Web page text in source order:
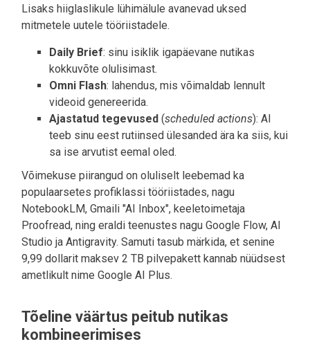
Lisaks hiiglaslikule lühimälule avanevad uksed
mitmetele uutele tööriistadele.
Daily Brief: sinu isiklik igapäevane nutikas
kokkuvõte olulisimast.
Omni Flash: lahendus, mis võimaldab lennult
videoid genereerida.
Ajastatud tegevused (scheduled actions): AI
teeb sinu eest rutiinsed ülesanded ära ka siis, kui
sa ise arvutist eemal oled.
Võimekuse piirangud on oluliselt leebemad ka
populaarsetes profiklassi tööriistades, nagu
NotebookLM, Gmaili "AI Inbox", keeletoimetaja
Proofread, ning eraldi teenustes nagu Google Flow, AI
Studio ja Antigravity. Samuti tasub märkida, et senine
9,99 dollarit maksev 2 TB pilvepakett kannab nüüdsest
ametlikult nime Google AI Plus.
Tõeline väärtus peitub nutikas
kombineerimises